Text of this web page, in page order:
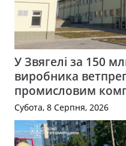
У Звягелі за 150
виробника
промисловим
Субота, 8 Серпня, 2026